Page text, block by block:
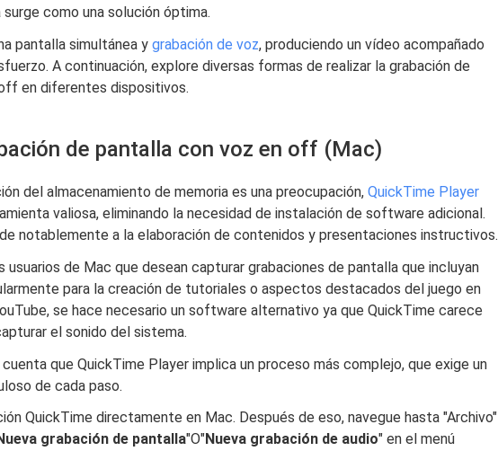
como una solución óptima.
pantalla simultánea y grabación de voz, produciendo un vídeo acompañado
A continuación, explore diversas formas de realizar la grabación de
en diferentes dispositivos.
de pantalla con voz en off (Mac)
del almacenamiento de memoria es una preocupación, QuickTime Player
valiosa, eliminando la necesidad de instalación de software adicional.
notablemente a la elaboración de contenidos y presentaciones instructivos.
usuarios de Mac que desean capturar grabaciones de pantalla que incluyan
para la creación de tutoriales o aspectos destacados del juego en
se hace necesario un software alternativo ya que QuickTime carece
el sonido del sistema.
que QuickTime Player implica un proceso más complejo, que exige un
de cada paso.
QuickTime directamente en Mac. Después de eso, navegue hasta "Archivo"
grabación de pantalla"O"Nueva grabación de audio" en el menú